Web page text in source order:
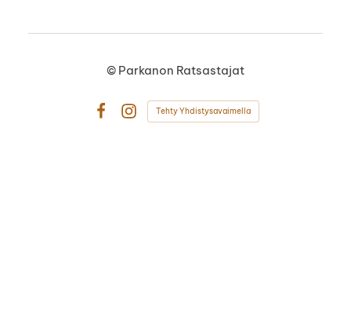
© Parkanon Ratsastajat
Tehty Yhdistysavaimella